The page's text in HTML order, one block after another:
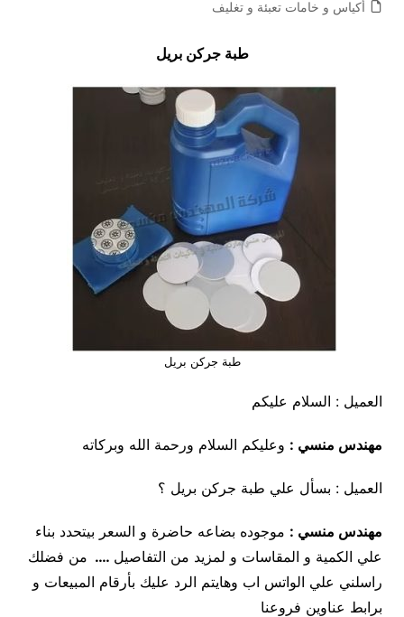
أكياس و خامات تعبئة و تغليف
طبة جركن بريل
طبة جركن بريل
العميل : السلام عليكم
مهندس منسي : وعليكم السلام ورحمة الله وبركاته
العميل : بسأل علي طبة جركن بريل ؟
مهندس منسي : موجوده بضاعه حاضرة و السعر بيتحدد بناء
علي الكمية و المقاسات و لمزيد من التفاصيل …. من فضلك
راسلني علي الواتس اب وهايتم الرد عليك بأرقام المبيعات و
برابط عناوين فروعنا